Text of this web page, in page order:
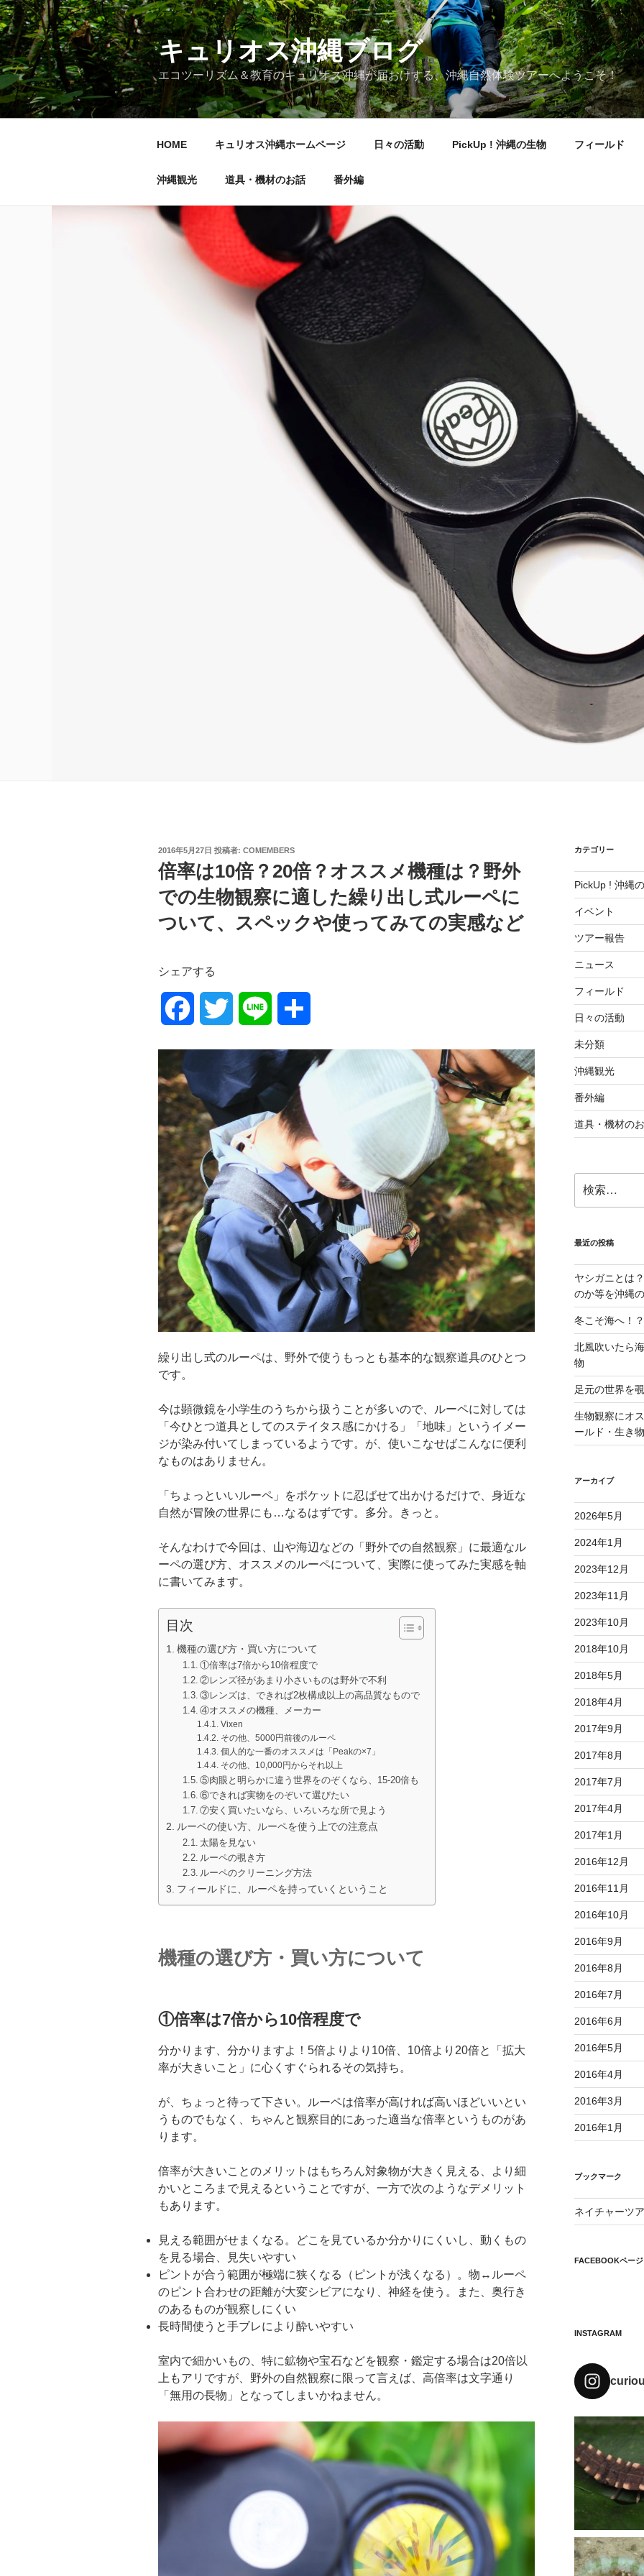
コ
ン
テ
ン
ツ
へ
キュリオス沖縄ブログ
エコツーリズム＆教育のキュリオス沖縄が届おけする、沖縄自然体験ツアーへようこそ！
HOME キュリオス沖縄ホームページ 日々の活動 PickUp ! 沖縄の生物 フィールド
沖縄観光 道具・機材のお話 番外編
投
稿
日:
2016年5月27日 投稿者: COMEMBERS
倍率は10倍？20倍？オススメ機種は？野外
での生物観察に適した繰り出し式ルーペに
ついて、スペックや使ってみての実感など
シェアする
e
b
o
o
k
i
t
e
r
繰り出し式のルーペは、野外で使うもっとも基本的な観察道具のひとつ
です。
今は顕微鏡を小学生のうちから扱うことが多いので、ルーペに対しては
「今ひとつ道具としてのステイタス感にかける」「地味」というイメー
ジが染み付いてしまっているようです。が、使いこなせばこんなに便利
なものはありません。
「ちょっといいルーペ」をポケットに忍ばせて出かけるだけで、身近な
自然が冒険の世界にも…なるはずです。多分。きっと。
そんなわけで今回は、山や海辺などの「野外での自然観察」に最適なル
ーペの選び方、オススメのルーペについて、実際に使ってみた実感を軸
に書いてみます。
目次
機種の選び方・買い方について
①倍率は7倍から10倍程度で
②レンズ径があまり小さいものは野外で不利
③レンズは、できれば2枚構成以上の高品質なもので
④オススメの機種、メーカー
Vixen
その他、5000円前後のルーペ
個人的な一番のオススメは「Peakの×7」
その他、10,000円からそれ以上
⑤肉眼と明らかに違う世界をのぞくなら、15-20倍も
⑥できれば実物をのぞいて選びたい
⑦安く買いたいなら、いろいろな所で見よう
ルーペの使い方、ルーペを使う上での注意点
太陽を見ない
ルーペの覗き方
ルーペのクリーニング方法
フィールドに、ルーペを持っていくということ
機種の選び方・買い方について
①倍率は7倍から10倍程度で
分かります、分かりますよ！5倍よりより10倍、10倍より20倍と「拡大
率が大きいこと」に心くすぐられるその気持ち。
が、ちょっと待って下さい。ルーペは倍率が高ければ高いほどいいとい
うものでもなく、ちゃんと観察目的にあった適当な倍率というものがあ
ります。
倍率が大きいことのメリットはもちろん対象物が大きく見える、より細
かいところまで見えるということですが、一方で次のようなデメリット
もあります。
見える範囲がせまくなる。どこを見ているか分かりにくいし、動くもの
を見る場合、見失いやすい
ピントが合う範囲が極端に狭くなる（ピントが浅くなる）。物↔ルーペ
のピント合わせの距離が大変シビアになり、神経を使う。また、奥行き
のあるものが観察しにくい
長時間使うと手ブレにより酔いやすい
室内で細かいもの、特に鉱物や宝石などを観察・鑑定する場合は20倍以
上もアリですが、野外の自然観察に限って言えば、高倍率は文字通り
「無用の長物」となってしまいかねません。
カテゴリー
PickUp ! 沖縄
イベント
ツアー報告
ニュース
フィールド
日々の活動
未分類
沖縄観光
番外編
道具・機材の
索:
最近の投稿
ヤシガニとは
のか等を沖縄
冬こそ海へ！
北風吹いたら
物
足元の世界を
生物観察にオ
ールド・生き
アーカイブ
2026年5月
2024年1月
2023年12月
2023年11月
2023年10月
2018年10月
2018年5月
2018年4月
2017年9月
2017年8月
2017年7月
2017年4月
2017年1月
2016年12月
2016年11月
2016年10月
2016年9月
2016年8月
2016年7月
2016年6月
2016年5月
2016年4月
2016年3月
2016年1月
ブックマーク
ネイチャーツ
FACEBOOKページ
INSTAGRAM